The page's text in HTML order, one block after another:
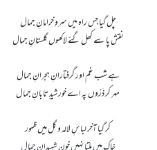
چل گیا جس راہ میں سروِ خرامانِ جمال
نقش پا سے کھل گئے لاکھوں گلستانِ جمال
ہے شب غم اور گرفتارانِ ہجرانِ جمال
مہر کر ذَرّوں پہ اے خورشیدِ تابانِ جمال
کر گیا آخر لباسِ لالہ و گل میں ظہور